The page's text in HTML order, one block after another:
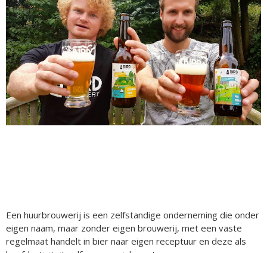
Een huurbrouwerij is een zelfstandige onderneming die onder
eigen naam, maar zonder eigen brouwerij, met een vaste
regelmaat handelt in bier naar eigen receptuur en deze als